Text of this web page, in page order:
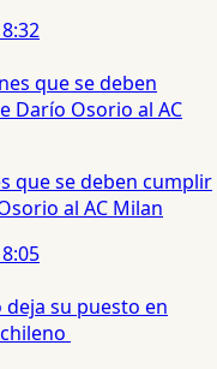
que se deben cumplir
al AC Milan